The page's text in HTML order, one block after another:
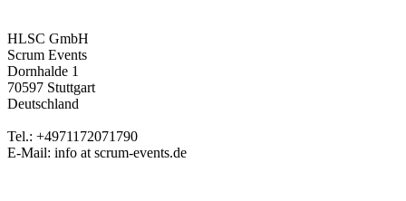
HLSC GmbH
Scrum Events
Dornhalde 1
70597 Stuttgart
Deutschland
Tel.: +4971172071790
E-Mail: info at scrum-events.de